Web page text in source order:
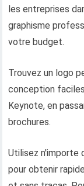
les entreprises
graphisme
votre budget.
Trouvez un logo
conception
Keynote, en
brochures.
Utilisez n'importe
pour obtenir